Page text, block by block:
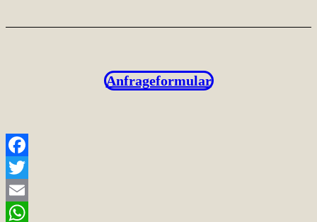
Anfrageformular
Facebook
Twitter
Email